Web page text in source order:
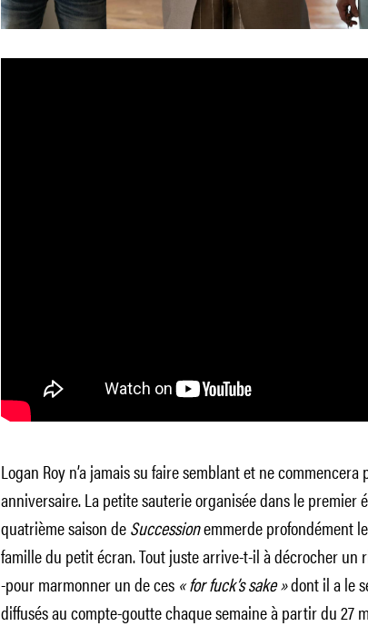
Logan Roy n’a jamais su faire semblant et ne commencera
anniversaire. La petite sauterie organisée dans le premier
quatrième saison deSuccessionemmerde profondément
famille du petit écran. Tout juste arrive-t-il à décrocher un
-pour marmonner un de ces « for fuck’s sake »dont il a le
diffusés au compte-goutte chaque semaine à partir du 27